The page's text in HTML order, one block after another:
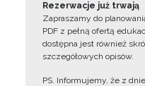
Rezerwacje już trwają
Zapraszamy do
PDF z pełną ofertą
dostępna jest również
szczegółowych opisów.
PS. Informujemy, że z